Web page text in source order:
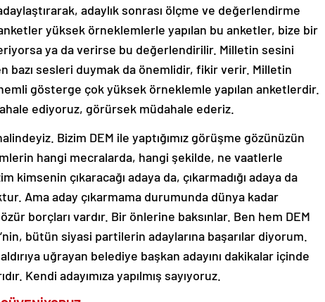
adaylık sonrası ölçme ve değerlendirme
yüksek örneklemlerle yapılan bu anketler, bize bir
ya da verirse bu değerlendirilir. Milletin sesini
bazı sesleri duymak da önemlidir, fikir verir. Milletin
gösterge çok yüksek örneklemle yapılan anketlerdir.
ediyoruz, görürsek müdahale ederiz.
Bizim DEM ile yaptığımız görüşme gözünüzün
hangi mecralarda, hangi şekilde, ne vaatlerle
çıkaracağı adaya da, çıkarmadığı adaya da
Ama aday çıkarmama durumunda dünya kadar
borçları vardır. Bir önlerine baksınlar. Ben hem DEM
bütün siyasi partilerin adaylarına başarılar diyorum.
uğrayan belediye başkan adayını dakikalar içinde
Kendi adayımıza yapılmış sayıyoruz.